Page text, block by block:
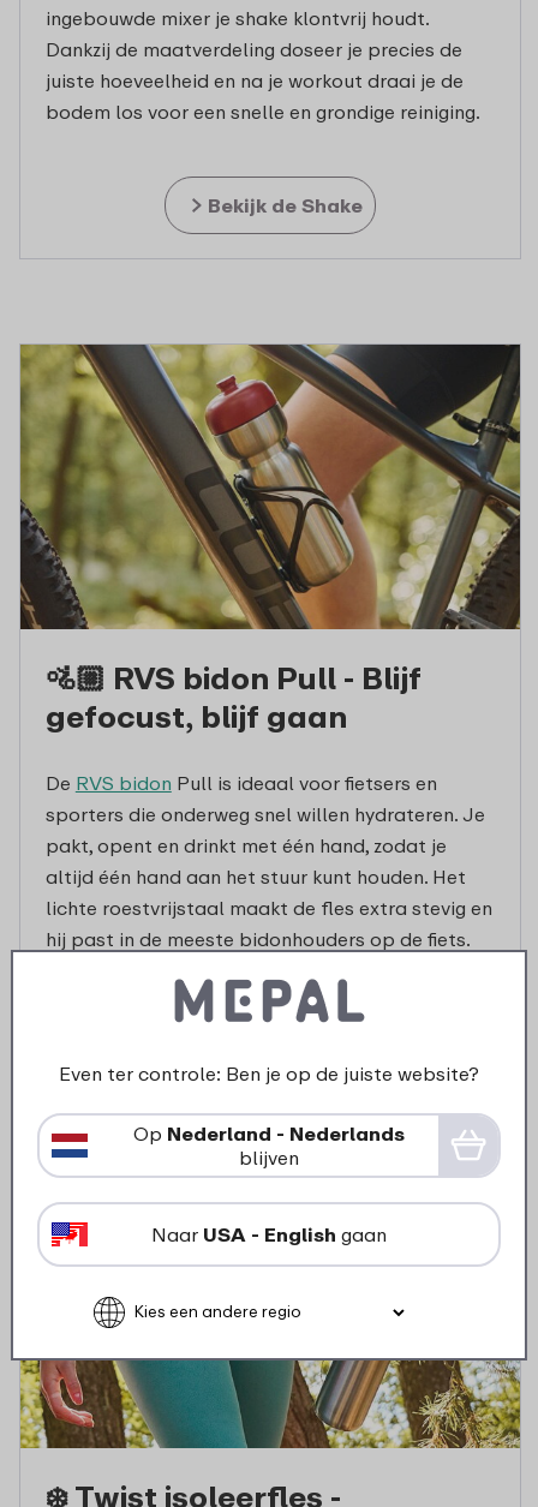
ingebouwde mixer je shake klontvrij houdt.
Dankzij de maatverdeling doseer je precies de
juiste hoeveelheid en na je workout draai je de
bodem los voor een snelle en grondige reiniging.
Bekijk de Shake
🚵🏼 RVS bidon Pull - Blijf
gefocust, blijf gaan
De RVS bidon Pull is ideaal voor fietsers en
sporters die onderweg snel willen hydrateren. Je
pakt, opent en drinkt met één hand, zodat je
altijd één hand aan het stuur kunt houden. Het
lichte roestvrijstaal maakt de fles extra stevig en
hij past in de meeste bidonhouders op de fiets.
❄️ Twist isoleerfles -
Even ter controle: Ben je op de juiste website?
Op Nederland - Nederlands
blijven
Naar USA - English gaan